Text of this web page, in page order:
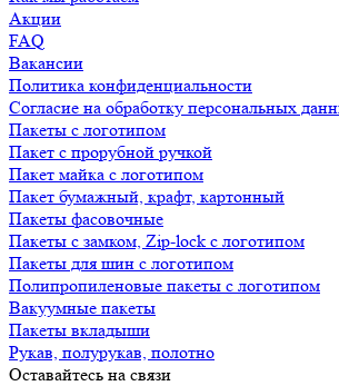
Акции
FAQ
Вакансии
Политика конфиденциальности
Согласие на обработку персональных
Пакеты с логотипом
Пакет с прорубной ручкой
Пакет майка с логотипом
Пакет бумажный, крафт, картонный
Пакеты фасовочные
Пакеты с замком, Zip-lock с логотипом
Пакеты для шин с логотипом
Полипропиленовые пакеты с логотипом
Вакуумные пакеты
Пакеты вкладыши
Рукав, полурукав, полотно
Оставайтесь на связи